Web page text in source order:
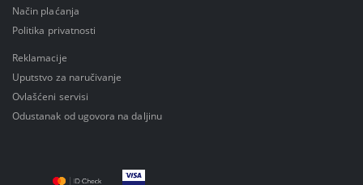
Način plaćanja
Politika privatnosti
Reklamacije
Uputstvo za naručivanje
Ovlašćeni servisi
Odustanak od ugovora na daljinu